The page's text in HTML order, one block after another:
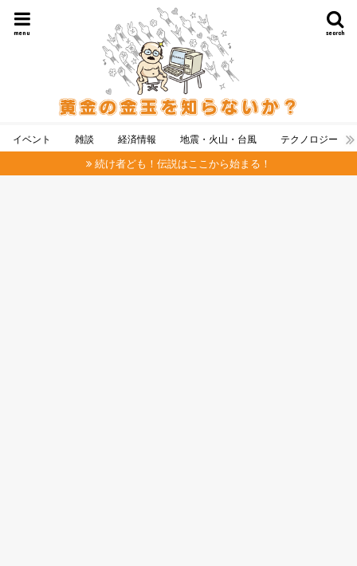
search
menu
イベント 雑談 経済情報 地震・火山・台風 テクノロジー
続け者ども！伝説はここから始まる！